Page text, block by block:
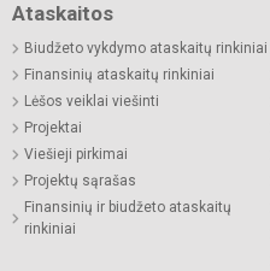
Ataskaitos
Biudžeto vykdymo ataskaitų rinkiniai
Finansinių ataskaitų rinkiniai
Lėšos veiklai viešinti
Projektai
Viešieji pirkimai
Projektų sąrašas
Finansinių ir biudžeto ataskaitų
rinkiniai